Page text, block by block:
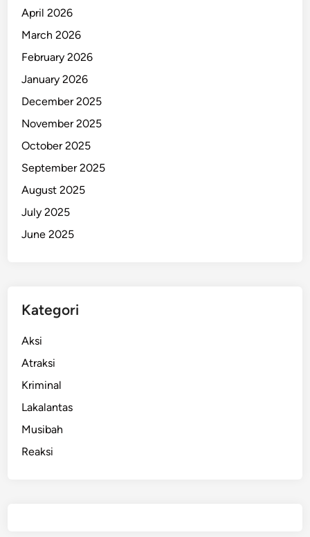
April 2026
March 2026
February 2026
January 2026
December 2025
November 2025
October 2025
September 2025
August 2025
July 2025
June 2025
Kategori
Aksi
Atraksi
Kriminal
Lakalantas
Musibah
Reaksi